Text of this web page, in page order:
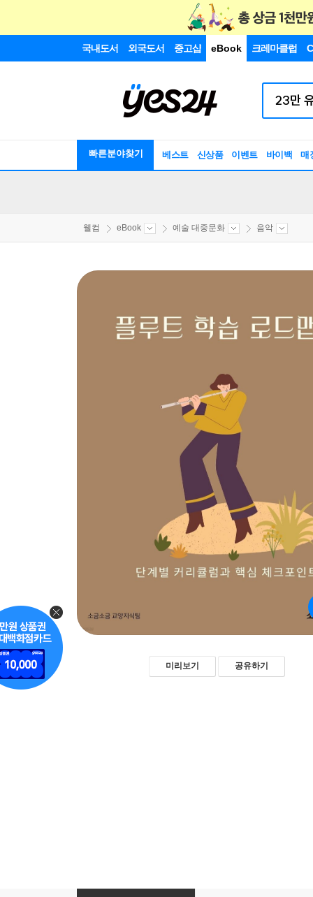
국내도서 외국도서 중고샵 eBook 크레마클럽
빠른분야찾기 베스트 신상품 이벤트 바이백 매
웰컴 eBook 예술 대중문화 음악
미리보기 공유하기